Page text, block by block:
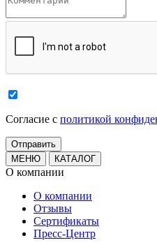
Cогласие с политикой
МЕНЮ КАТАЛОГ
О компании
О компании
Отзывы
Сертификаты
Пресс-Центр